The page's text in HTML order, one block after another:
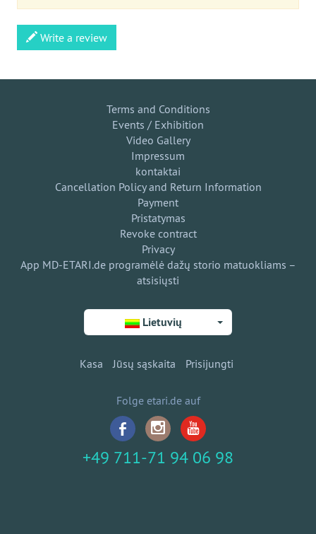
Write a review
Terms and Conditions
Events / Exhibition
Video Gallery
Impressum
kontaktai
Cancellation Policy and Return Information
Payment
Pristatymas
Revoke contract
Privacy
App MD-ETARI.de programėlė dažų storio matuokliams –
atsisiųsti
Lietuvių
Kasa Jūsų sąskaita Prisijungti
Folge etari.de auf
+49 711-71 94 06 98